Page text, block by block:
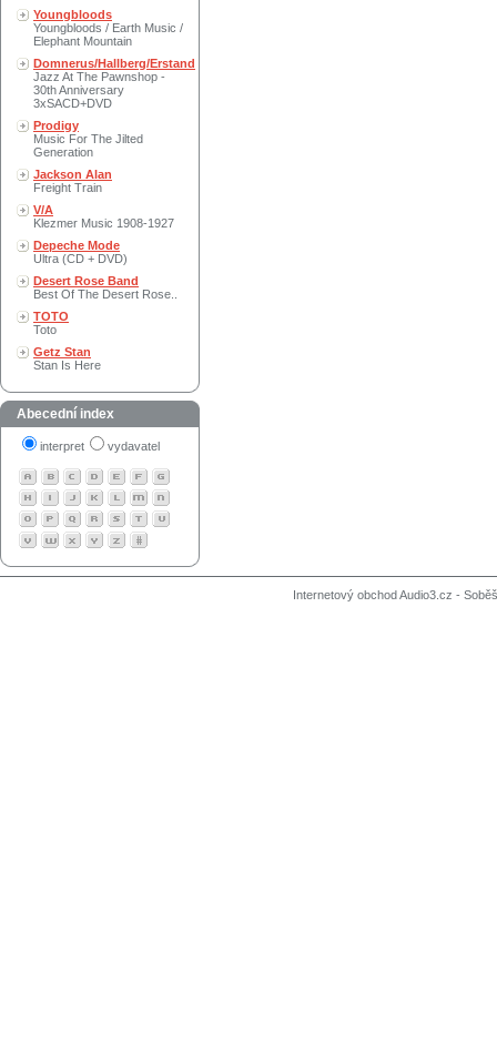
Youngbloods
Youngbloods / Earth Music /
Elephant Mountain
Domnerus/Hallberg/Erstand
Jazz At The Pawnshop -
30th Anniversary
3xSACD+DVD
Prodigy
Music For The Jilted
Generation
Jackson Alan
Freight Train
V/A
Klezmer Music 1908-1927
Depeche Mode
Ultra (CD + DVD)
Desert Rose Band
Best Of The Desert Rose..
TOTO
Toto
Getz Stan
Stan Is Here
Abecední index
interpret vydavatel
Internetový obchod Audio3.cz -